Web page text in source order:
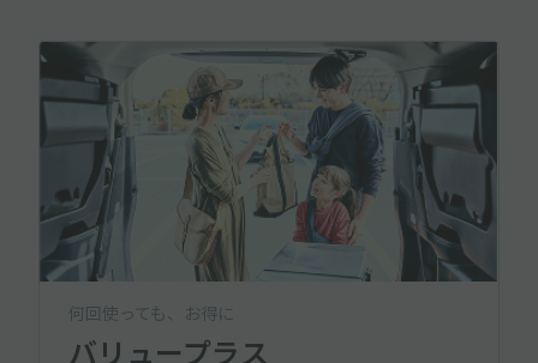
何回使っても、お得に
バリュープラス